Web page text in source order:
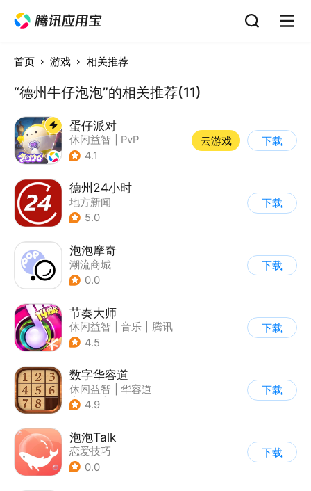
首页 游戏 相关推荐
“德州牛仔泡泡”的相关推荐(11)
蛋仔派对
休闲益智
PvP
| 派对游戏
4.1
云游戏 下载
德州24小时
地方新闻
5.0
下载
泡泡摩奇
潮流商城
0.0
下载
节奏大师
休闲益智 音乐
腾讯
4.5
下载
数字华容道
休闲益智
华容道
| 烧脑
4.9
下载
泡泡Talk
恋爱技巧
0.0
下载